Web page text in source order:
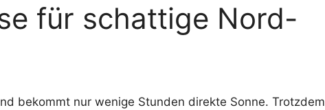
für schattige Nord-
bekommt nur wenige Stunden direkte Sonne. Trotzdem